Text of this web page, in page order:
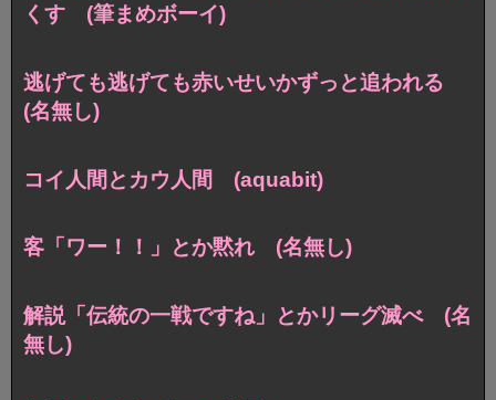
くす (筆まめボーイ)
逃げても逃げても赤いせいかずっと追われる
(名無し)
コイ人間とカウ人間 (aquabit)
客「ワー！！」とか黙れ (名無し)
解説「伝統の一戦ですね」とかリーグ滅べ (名
無し)